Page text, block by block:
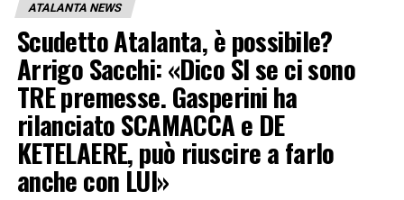
ATALANTA NEWS
Scudetto Atalanta, è possibile?
Arrigo Sacchi: «Dico SI se ci sono
TRE premesse. Gasperini ha
rilanciato SCAMACCA e DE
KETELAERE, può riuscire a farlo
anche con LUI»